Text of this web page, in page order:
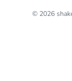
© 2026